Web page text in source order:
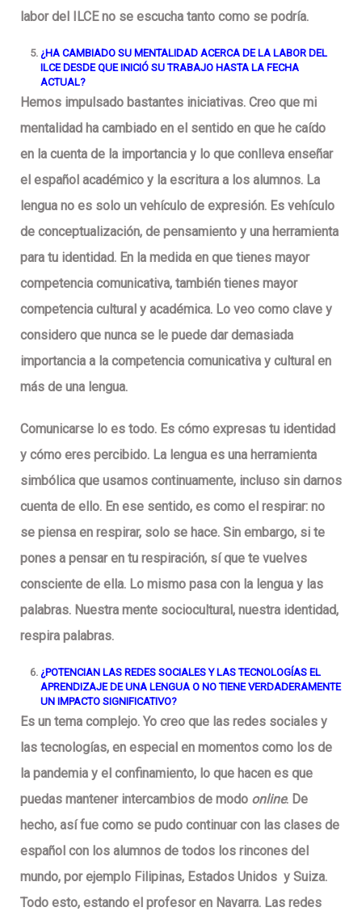
labor del ILCE no se escucha tanto como se podría.
¿HA CAMBIADO SU MENTALIDAD ACERCA DE LA LABOR DEL
ILCE DESDE QUE INICIÓ SU TRABAJO HASTA LA FECHA
ACTUAL?
Hemos impulsado bastantes iniciativas. Creo que mi
mentalidad ha cambiado en el sentido en que he caído
en la cuenta de la importancia y lo que conlleva enseñar
el español académico y la escritura a los alumnos. La
lengua no es solo un vehículo de expresión. Es vehículo
de conceptualización, de pensamiento y una herramienta
para tu identidad. En la medida en que tienes mayor
competencia comunicativa, también tienes mayor
competencia cultural y académica. Lo veo como clave y
considero que nunca se le puede dar demasiada
importancia a la competencia comunicativa y cultural en
más de una lengua.
Comunicarse lo es todo. Es cómo expresas tu identidad
y cómo eres percibido. La lengua es una herramienta
simbólica que usamos continuamente, incluso sin darnos
cuenta de ello. En ese sentido, es como el respirar: no
se piensa en respirar, solo se hace. Sin embargo, si te
pones a pensar en tu respiración, sí que te vuelves
consciente de ella. Lo mismo pasa con la lengua y las
palabras. Nuestra mente sociocultural, nuestra identidad,
respira palabras.
¿POTENCIAN LAS REDES SOCIALES Y LAS TECNOLOGÍAS EL
APRENDIZAJE DE UNA LENGUA O NO TIENE VERDADERAMENTE
UN IMPACTO SIGNIFICATIVO?
Es un tema complejo. Yo creo que las redes sociales y
las tecnologías, en especial en momentos como los de
la pandemia y el confinamiento, lo que hacen es que
puedas mantener intercambios de modo online. De
hecho, así fue como se pudo continuar con las clases de
español con los alumnos de todos los rincones del
mundo, por ejemplo Filipinas, Estados Unidos y Suiza.
Todo esto, estando el profesor en Navarra. Las redes